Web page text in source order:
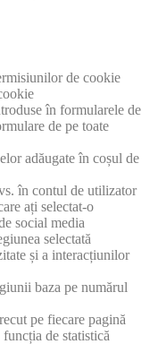
de cookie
în formularele de
de pe toate
adăugate în coșul de
în contul de utilizator
ați selectat-o
social media
selectată
și a interacțiunilor
baza pe numărul
pe fiecare pagină
de statistică